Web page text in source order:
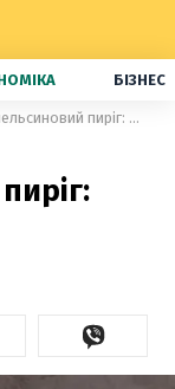
БІЗНЕС
Пісний апельсиновий пиріг: домашній рецепт